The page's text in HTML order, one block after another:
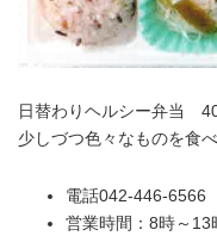
日替わりヘルシー弁当
少しづつ色々なものを食べ
電話042-446-6566
営業時間：8時～13